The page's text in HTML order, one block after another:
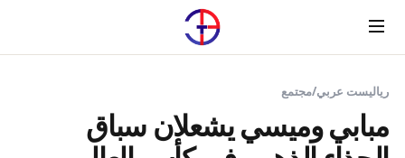
Menu
رياليست عربي/مجتمع
مبابي وميسي يشعلان سباق